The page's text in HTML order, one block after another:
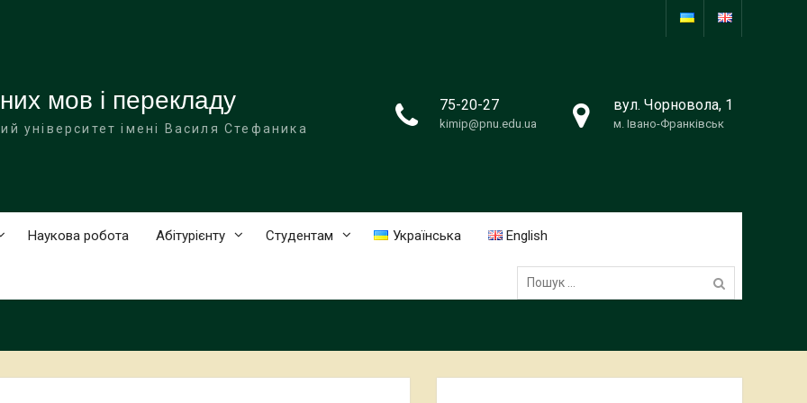
мов і перекладу
університет імені Василя Стефаника
75-20-27
kimip@pnu.edu.ua
вул. Чорновола, 1
м. Івано-Франківськ
Наукова робота Абітурієнту Студентам Українська English
Пошук: